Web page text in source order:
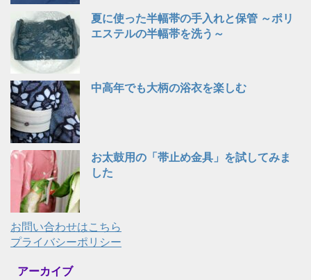
夏に使った半幅帯の手入れと保管 ～ポリ
エステルの半幅帯を洗う～
中高年でも大柄の浴衣を楽しむ
お太鼓用の「帯止め金具」を試してみま
した
お問い合わせはこちら
プライバシーポリシー
アーカイブ